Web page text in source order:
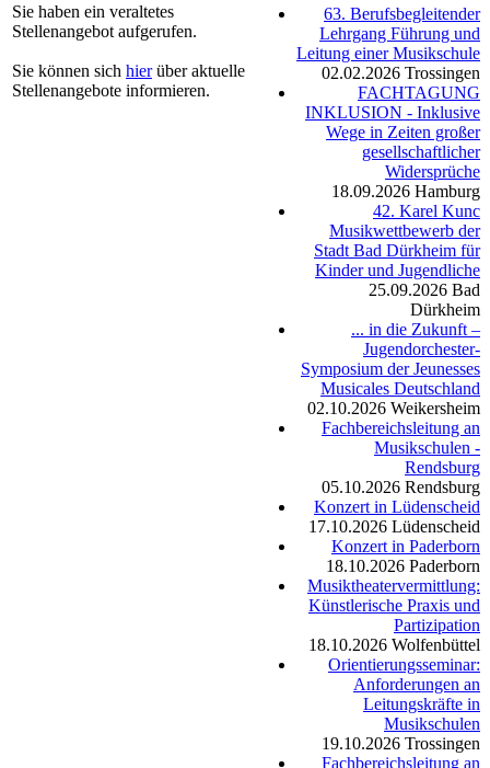
Sie haben ein veraltetes
Stellenangebot aufgerufen.
Sie können sich hierüber aktuelle
Stellenangebote informieren.
63. Berufsbegleitender
Lehrgang Führung und
Leitung einer Musikschule
02.02.2026 Trossingen
FACHTAGUNG
INKLUSION - Inklusive
Wege in Zeiten großer
gesellschaftlicher
Widersprüche
18.09.2026 Hamburg
42. Karel Kunc
Musikwettbewerb der
Stadt Bad Dürkheim für
Kinder und Jugendliche
25.09.2026 Bad
Dürkheim
... in die Zukunft –
Jugendorchester-
Symposium der Jeunesses
Musicales Deutschland
02.10.2026 Weikersheim
Fachbereichsleitung an
Musikschulen -
Rendsburg
05.10.2026 Rendsburg
Konzert in Lüdenscheid
17.10.2026 Lüdenscheid
Konzert in Paderborn
18.10.2026 Paderborn
Musiktheatervermittlung:
Künstlerische Praxis und
Partizipation
18.10.2026 Wolfenbüttel
Orientierungsseminar:
Anforderungen an
Leitungskräfte in
Musikschulen
19.10.2026 Trossingen
Fachbereichsleitung an